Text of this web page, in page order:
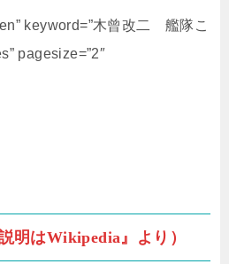
keyword=”木曾改二 艦隊こ
pagesize=”2″
はWikipedia』より）